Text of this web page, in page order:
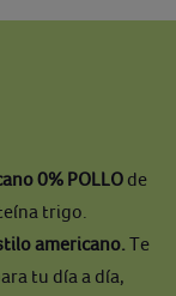
0% POLLO de
trigo.
americano. Te
tu día a día,